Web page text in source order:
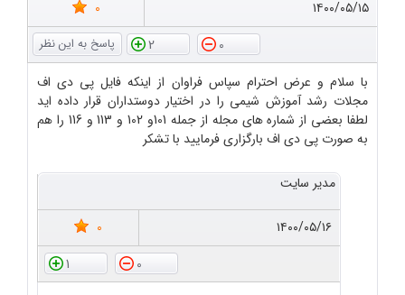
۱۴۰۰/۰۵/۱۵
0
0
2
با سلام و عرض احترام سپاس فراوان از اینکه فایل پی دی اف
مجلات رشد آموزش شیمی را در اختیار دوستداران قرار داده اید
لطفا بعضی از شماره های مجله از جمله 101و 102 و 113 و 116 را هم
به صورت پی دی اف بارگزاری فرمایید با تشکر
مدیر سایت
۱۴۰۰/۰۵/۱۶
0
0
1